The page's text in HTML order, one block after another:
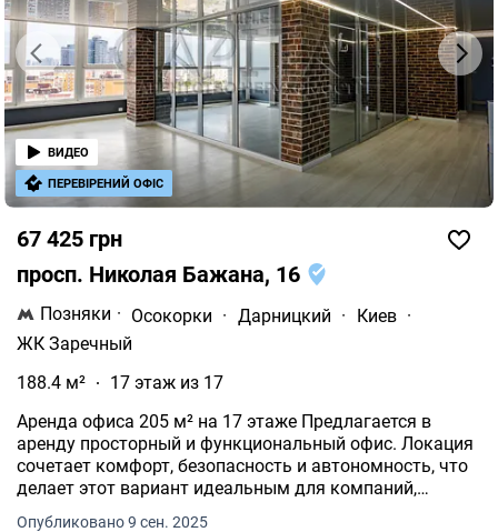
67 425 грн
просп. Николая Бажана, 16
Позняки · Осокорки · Дарницкий · Киев ·
ЖК Заречный
188.4 м²
17 этаж из 17
Аренда офиса 205 м² на 17 этаже Предлагается в
аренду просторный и функциональный офис. Локация
сочетает комфорт, безопасность и автономность, что
делает этот вариант идеальным для компаний,
которые ценят качественные условия работы.
Опубликовано 9 сен. 2025
ВИДЕО
ПЕРЕВІРЕНИЙ ОФІС